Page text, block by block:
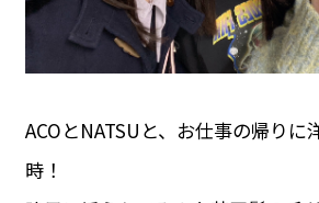
ACOとNATSUと、お仕事の帰りに
時！